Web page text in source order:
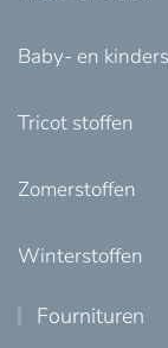
Baby- en
Tricot stoffen
Zomerstoffen
Winterstoffen
Fournituren